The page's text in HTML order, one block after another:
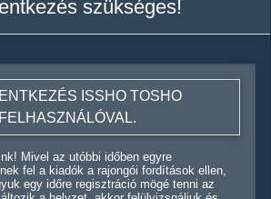
szükséges!
ISSHO TOSHO
FELHASZNÁLÓVAL.
Mivel az utóbbi időben egyre
fel a kiadók a rajongói fordítások ellen,
egy időre regisztráció mögé tenni az